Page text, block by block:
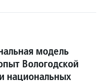
модель
Вологодской
национальных